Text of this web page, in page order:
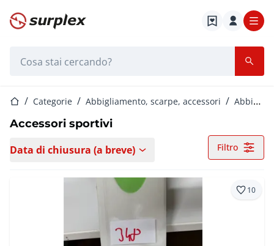
Home
Home Categorie Abbigliamento, scarpe, accessori Abbigliamento sportivo unisex
Accessori sportivi
Data di chiusura (a breve) Filtro
10